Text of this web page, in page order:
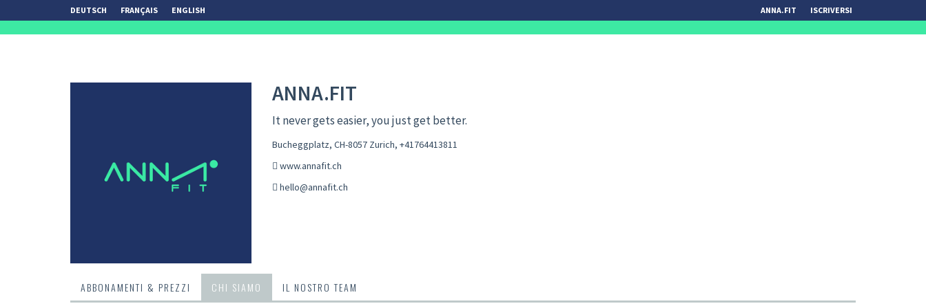
DEUTSCH FRANÇAIS ENGLISH ANNA.FIT ISCRIVERSI
ANNA.FIT
It never gets easier, you just get better.
Bucheggplatz, CH-8057 Zurich, +41764413811
www.annafit.ch
hello@annafit.ch
ABBONAMENTI & PREZZI CHI SIAMO IL NOSTRO TEAM